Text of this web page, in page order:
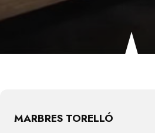
e
MARBRES TORELLÓ